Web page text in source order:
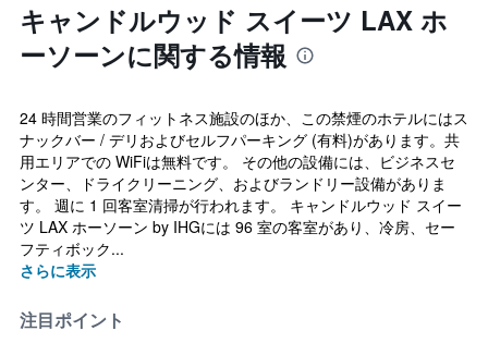
キャンドルウッド スイーツ LAX ホ
ーソーンに関する情報
24 時間営業のフィットネス施設のほか、この禁煙のホテルにはス
ナックバー / デリおよびセルフパーキング (有料)があります。共
用エリアでの WiFiは無料です。 その他の設備には、ビジネスセ
ンター、ドライクリーニング、およびランドリー設備がありま
す。 週に 1 回客室清掃が行われます。 キャンドルウッド スイー
ツ LAX ホーソーン by IHGには 96 室の客室があり、冷房、セー
フティボック...
さらに表示
注目ポイント